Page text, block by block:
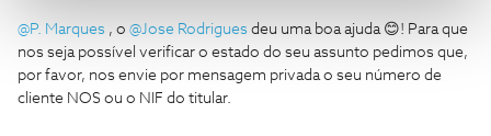
@P. Marques , o @Jose Rodrigues deu uma boa ajuda 😊! Para que
nos seja possível verificar o estado do seu assunto pedimos que,
por favor, nos envie por mensagem privada o seu número de
cliente NOS ou o NIF do titular.